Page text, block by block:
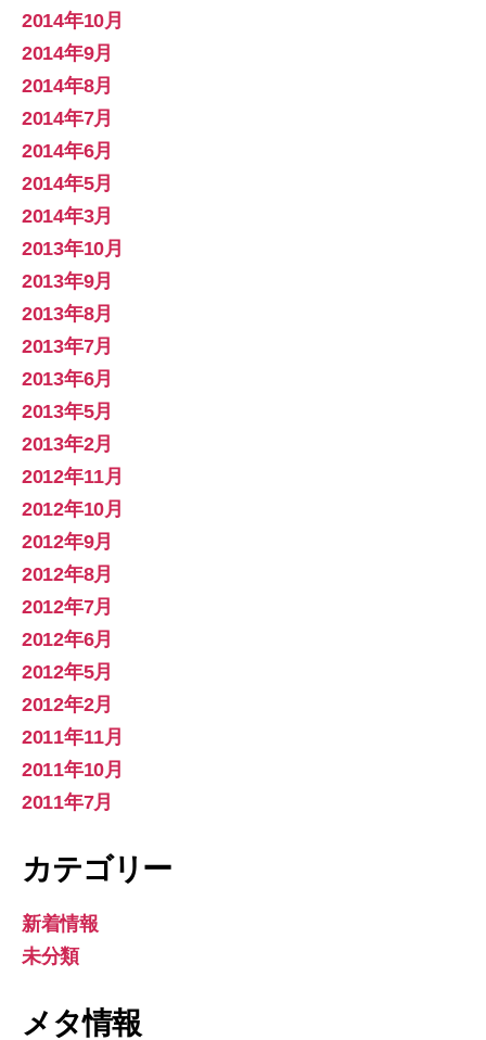
2014年10月
2014年9月
2014年8月
2014年7月
2014年6月
2014年5月
2014年3月
2013年10月
2013年9月
2013年8月
2013年7月
2013年6月
2013年5月
2013年2月
2012年11月
2012年10月
2012年9月
2012年8月
2012年7月
2012年6月
2012年5月
2012年2月
2011年11月
2011年10月
2011年7月
カテゴリー
新着情報
未分類
メタ情報